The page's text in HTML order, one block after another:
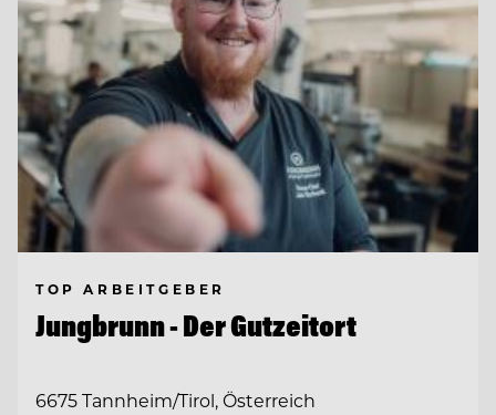
TOP ARBEITGEBER
Jungbrunn - Der Gutzeitort
6675 Tannheim/Tirol, Österreich